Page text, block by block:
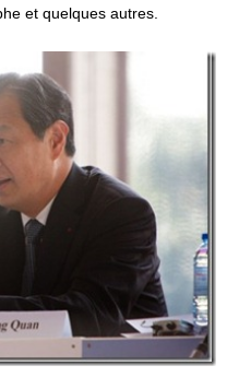
et quelques autres.